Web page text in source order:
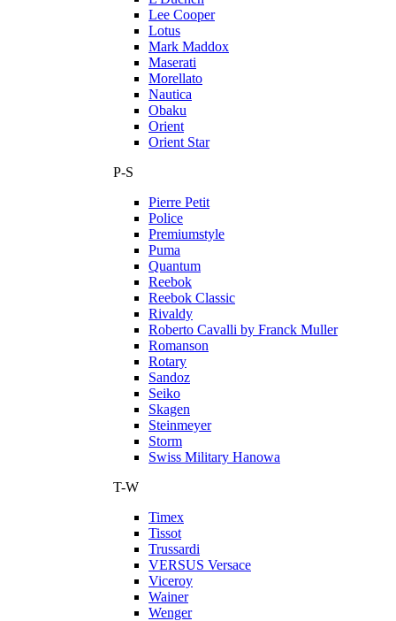
Lee Cooper
Lotus
Mark Maddox
Maserati
Morellato
Nautica
Obaku
Orient
Orient Star
P-S
Pierre Petit
Police
Premiumstyle
Puma
Quantum
Reebok
Reebok Classic
Rivaldy
Roberto Cavalli by Franck Muller
Romanson
Rotary
Sandoz
Seiko
Skagen
Steinmeyer
Storm
Swiss Military Hanowa
T-W
Timex
Tissot
Trussardi
VERSUS Versace
Viceroy
Wainer
Wenger